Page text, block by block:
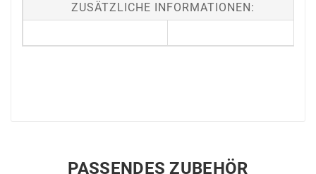
ZUSÄTZLICHE INFORMATIONEN:
PASSENDES ZUBEHÖR